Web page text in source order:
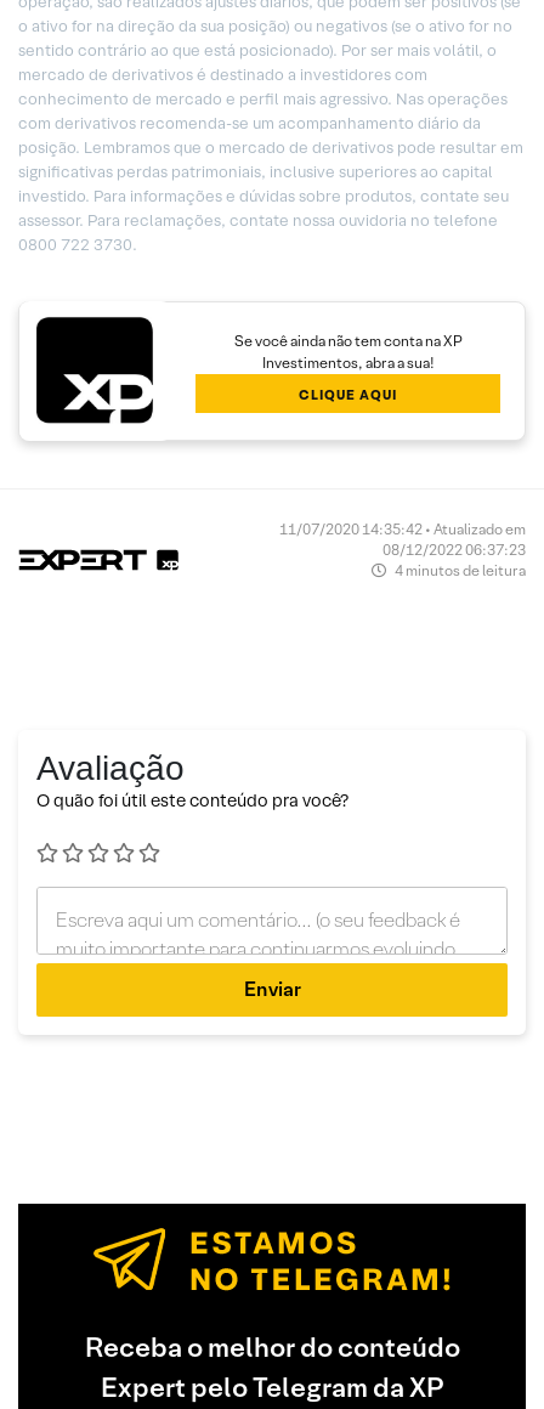
o ativo for na direção da sua posição) ou negativos (se o ativo for no
sentido contrário ao que está posicionado). Por ser mais volátil, o
mercado de derivativos é destinado a investidores com
conhecimento de mercado e perfil mais agressivo. Nas operações
com derivativos recomenda-se um acompanhamento diário da
posição. Lembramos que o mercado de derivativos pode resultar em
significativas perdas patrimoniais, inclusive superiores ao capital
investido. Para informações e dúvidas sobre produtos, contate seu
assessor. Para reclamações, contate nossa ouvidoria no telefone
0800 722 3730.
Se você ainda não tem conta na XP
Investimentos, abra a sua!
CLIQUE AQUI
11/07/2020 14:35:42 • Atualizado em
08/12/2022 06:37:23
4 minutos de leitura
Avaliação
O quão foi útil este conteúdo pra você?
Enviar
Receba o melhor do conteúdo
Expert pelo Telegram da XP